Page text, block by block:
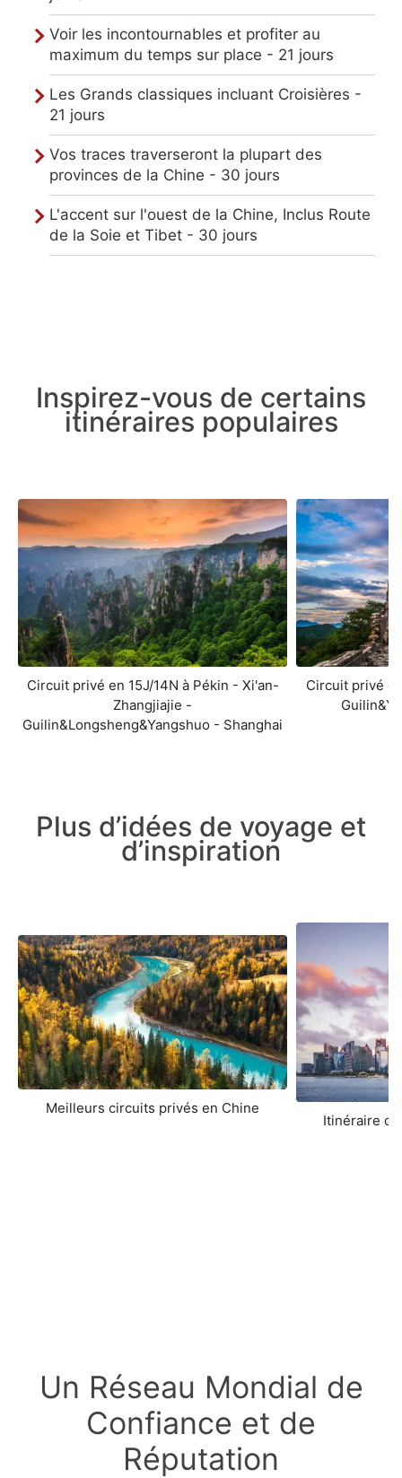
Voir les incontournables et profiter au
maximum du temps sur place - 21 jours
Les Grands classiques incluant Croisières -
21 jours
Vos traces traverseront la plupart des
provinces de la Chine - 30 jours
L'accent sur l'ouest de la Chine, Inclus Route
de la Soie et Tibet - 30 jours
Inspirez-vous de certains
itinéraires populaires
Circuit privé en 15J/14N à Pékin - Xi'an-
Zhangjiajie -
Guilin&Longsheng&Yangshuo - Shanghai
Circuit privé
Plus d’idées de voyage et
d’inspiration
Meilleurs circuits privés en Chine
Itinéraire
Un Réseau Mondial de
Confiance et de
Réputation